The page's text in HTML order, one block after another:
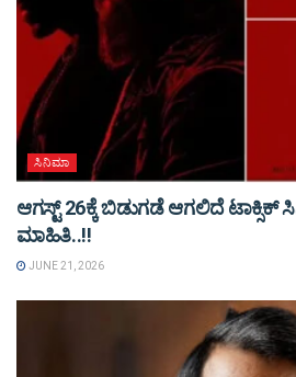
ಸಿನಿಮಾ
ಆಗಸ್ಟ್ 26ಕ್ಕೆ ಬಿಡುಗಡೆ ಆಗಲಿದೆ ಟಾಕ್ಸಿಕ್
ಮಾಹಿತಿ..!!
JUNE 21, 2026